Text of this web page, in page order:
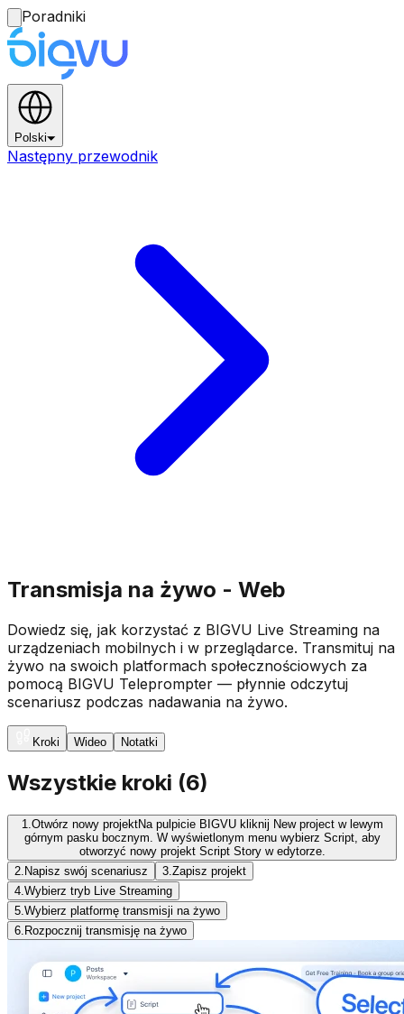
Poradniki
Polski
Następny przewodnik
Transmisja na żywo - Web
Dowiedz się, jak korzystać z BIGVU Live Streaming na
urządzeniach mobilnych i w przeglądarce. Transmituj na
żywo na swoich platformach społecznościowych za
pomocą BIGVU Teleprompter — płynnie odczytuj
scenariusz podczas nadawania na żywo.
Kroki Wideo Notatki
Wszystkie kroki (6)
1. Otwórz nowy projektNa pulpicie BIGVU kliknij New project w lewym
górnym pasku bocznym. W wyświetlonym menu wybierz Script, aby
otworzyć nowy projekt Script Story w edytorze.
2. Napisz swój scenariusz 3. Zapisz projekt
4. Wybierz tryb Live Streaming
5. Wybierz platformę transmisji na żywo
6. Rozpocznij transmisję na żywo